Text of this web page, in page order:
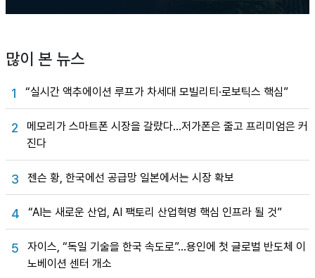
많이 본 뉴스
1 “실시간 액추에이션 루프가 차세대 모빌리티·로보틱스 핵심”
2
메모리가 스마트폰 시장을 갈랐다…저가폰은 줄고 프리미엄은 커
진다
3 젠슨 황, 한국에선 공급망 일본에서는 시장 확보
4 “AI는 새로운 산업, AI 팩토리 산업혁명 핵심 인프라 될 것”
5
자이스, “독일 기술을 한국 속도로”…용인에 첫 글로벌 반도체 이
노베이션 센터 개소